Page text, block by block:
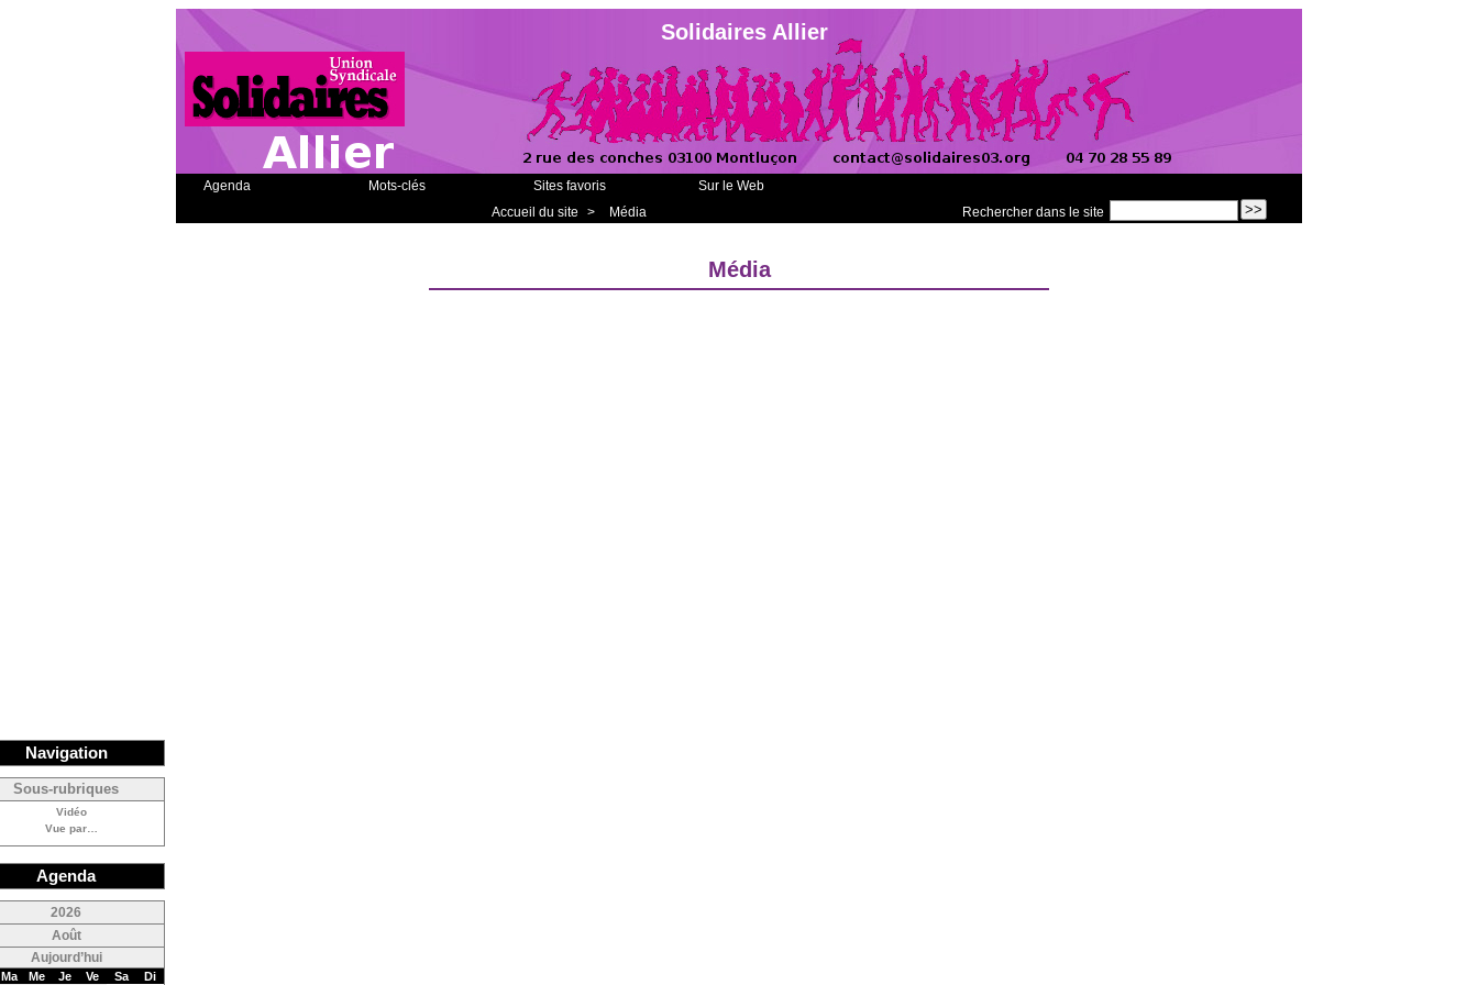
Solidaires Allier
Agenda Mots-clés Sites favoris
Sur le Web
Rechercher dans le site
Accueil du site > Média
Média
Navigation
Sous-rubriques
Vidéo
Vue par…
Agenda
2026
Août
Aujourd’hui
Ma Me Je Ve Sa Di